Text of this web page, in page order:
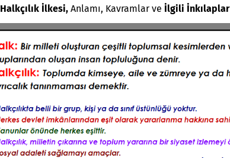
Halkçılık İlkesi, Anlamı, Kavramlar ve İlgili İnkılaplar